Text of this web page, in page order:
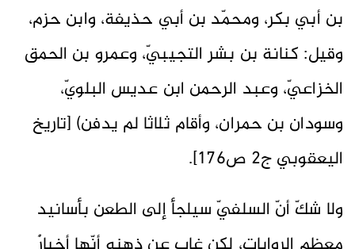
بن أبي بكر، ومحمّد بن أبي حذيفة، وابن حزم،
وقيل: كنانة بن بشر التجيبيّ، وعمرو بن الحمق
الخزاعيّ، وعبد الرحمن ابن عديس البلويّ،
وسودان بن حمران، وأقام ثلاثا لم يدفن) [تاريخ
اليعقوبي ج2 ص176].
ولا شكّ أنّ السلفيّ سيلجأ إلى الطعن بأسانيد